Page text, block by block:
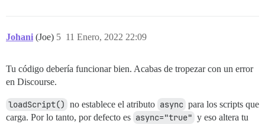
Johani (Joe) 11 Enero, 2022 22:09
5
Tu código debería funcionar bien. Acabas de tropezar con un error
en Discourse.
loadScript() no establece el atributo async para los scripts que
carga. Por lo tanto, por defecto es async="true" y eso altera tu